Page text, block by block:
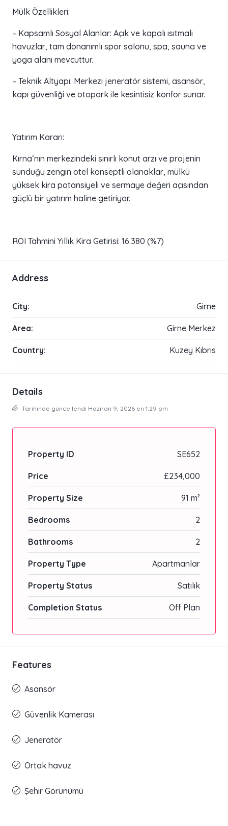
Mülk Özellikleri:
– Kapsamlı Sosyal Alanlar: Açık ve kapalı ısıtmalı
havuzlar, tam donanımlı spor salonu, spa, sauna ve
yoga alanı mevcuttur.
– Teknik Altyapı: Merkezi jeneratör sistemi, asansör,
kapı güvenliği ve otopark ile kesintisiz konfor sunar.
Yatırım Kararı:
Kırna’nın merkezindeki sınırlı konut arzı ve projenin
sunduğu zengin otel konseptli olanaklar, mülkü
yüksek kira potansiyeli ve sermaye değeri açısından
güçlü bir yatırım haline getiriyor.
ROI Tahmini Yıllık Kira Getirisi: 16.380 (%7)
Address
City: Girne
Area: Girne Merkez
Country: Kuzey Kıbrıs
Details
Tarihinde güncellendi Haziran 9, 2026 en 1:29 pm
Property ID SE652
Price £234,000
Property Size 91 m²
Bedrooms 2
Bathrooms 2
Property Type Apartmanlar
Property Status Satılık
Completion Status Off Plan
Features
Asansör
Güvenlik Kamerası
Jeneratör
Ortak havuz
Şehir Görünümü